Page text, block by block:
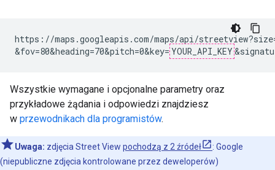
https://maps.googleapis.com/maps/api/
&fov=80&heading=70&pitch=0&key= YOUR_API_KEY
Wszystkie wymagane i opcjonalne parametry oraz
przykładowe żądania i odpowiedzi znajdziesz
w przewodnikach dla programistów.
Uwaga: zdjęcia Street View pochodzą z 2 źródeł
: Google
(niepubliczne zdjęcia kontrolowane przez deweloperów)